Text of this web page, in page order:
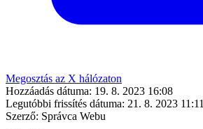
Megosztás az X hálózaton
Hozzáadás dátuma: 19. 8. 2023 16:08
Legutóbbi frissítés dátuma: 21. 8. 2023 11:11
Szerző: Správca Webu